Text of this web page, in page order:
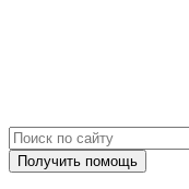
Получить помощь